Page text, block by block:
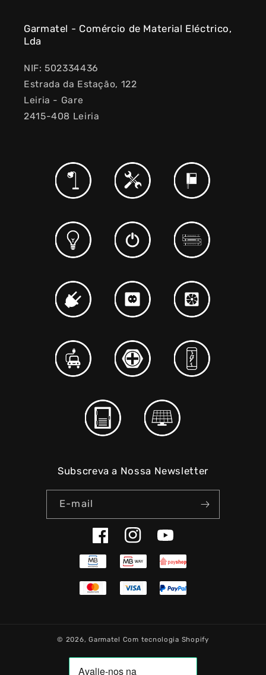
Garmatel - Comércio de Material Eléctrico,
Lda
NIF: 502334436
Estrada da Estação, 122
Leiria - Gare
2415-408 Leiria
Subscreva a Nossa Newsletter
E-mail
FacebookInstagramYouTube
© 2026,Garmatel Com tecnologia Shopify